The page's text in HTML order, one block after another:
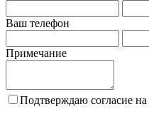
Ваш телефон
Примечание
Подтверждаю согласие на